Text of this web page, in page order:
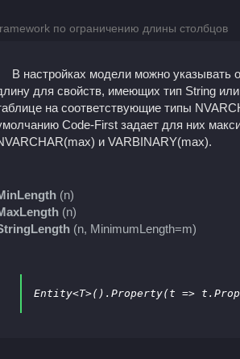
по ограничению длины столбцов
В настройках модели можно указывать
для свойств, имеющих тип String
на соответствующие типы
Code-First задает для них
и VARBINARY(max).
(n)
(n)
(n, MinimumLength=m)
Entity<T>().Property(t =>